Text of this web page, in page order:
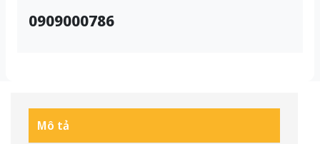
0909000786
Mô tả